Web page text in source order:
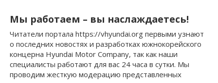
Мы работаем – вы наслаждаетесь!
Читатели портала https://vhyundai.org первыми узнают
о последних новостях и разработках южнокорейского
концерна Hyundai Motor Company, так как наши
специалисты работают для вас 24 часа в сутки. Мы
проводим жесткую модерацию представленных